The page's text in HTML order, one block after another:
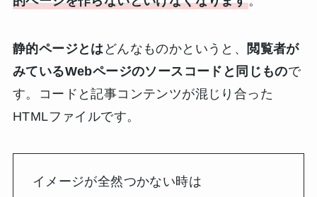
静的ページとは どんなものかというと、 閲覧者が
みているWebページのソースコードと同じもので
す。コードと記事コンテンツが混じり合った
HTMLファイルです。
イメージが全然つかない時は